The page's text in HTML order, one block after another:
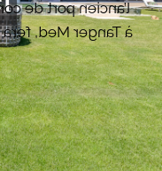
transféré
à une marina ou
de luxe et
de Tarifa